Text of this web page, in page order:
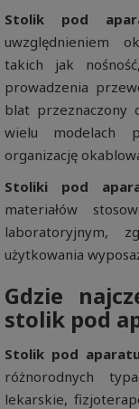
Stolik pod
uwzględnieniem
takich jak
prowadzenia
blat przeznaczony
wielu modelach
organizację
Stoliki pod
materiałów
laboratoryjnym,
użytkowania
Gdzie
stolik pod
Stolik pod
różnorodnych
lekarskie,